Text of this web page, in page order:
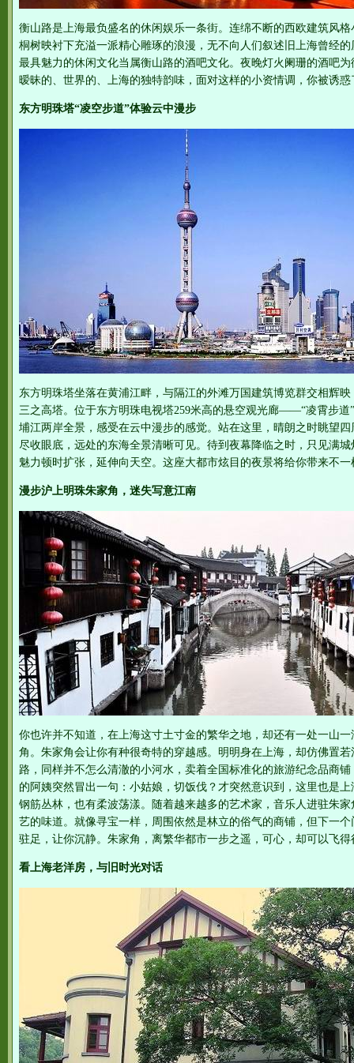
衡山路是上海最负盛名的休闲娱乐一条街。连绵不断的西欧建筑风
桐树映衬下充溢一派精心雕琢的浪漫，无不向人们叙述旧上海曾经
最具魅力的休闲文化当属衡山路的酒吧文化。夜晚灯火阑珊的酒吧
暧昧的、世界的、上海的独特韵味，面对这样的小资情调，你被诱惑
东方明珠塔“凌空步道”体验云中漫步
东方明珠塔坐落在黄浦江畔，与隔江的外滩万国建筑博览群交相辉
三之高塔。位于东方明珠电视塔259米高的悬空观光廊——“凌霄步道
埔江两岸全景，感受在云中漫步的感觉。站在这里，晴朗之时眺望
尽收眼底，远处的东海全景清晰可见。待到夜幕降临之时，只见满
魅力顿时扩张，延伸向天空。这座大都市炫目的夜景将给你带来不一
漫步沪上明珠朱家角，迷失写意江南
你也许并不知道，在上海这寸土寸金的繁华之地，却还有一处一山
角。朱家角会让你有种很奇特的穿越感。明明身在上海，却仿佛置
路，同样并不怎么清澈的小河水，卖着全国标准化的旅游纪念品商
的阿姨突然冒出一句：小姑娘，切饭伐？才突然意识到，这里也是
钢筋丛林，也有柔波荡漾。随着越来越多的艺术家，音乐人进驻朱
艺的味道。就像寻宝一样，周围依然是林立的俗气的商铺，但下一
驻足，让你沉静。朱家角，离繁华都市一步之遥，可心，却可以飞得
看上海老洋房，与旧时光对话